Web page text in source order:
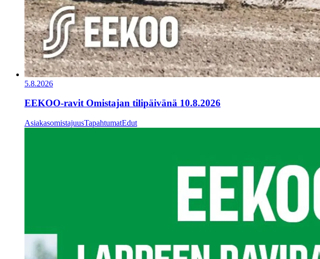
5.8.2026
EEKOO-ravit Omistajan tilipäivänä 10.8.2026
AsiakasomistajuusTapahtumatEdut